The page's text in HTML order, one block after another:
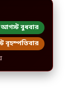
আগস্ট বুধবার
বৃহস্পতিবার